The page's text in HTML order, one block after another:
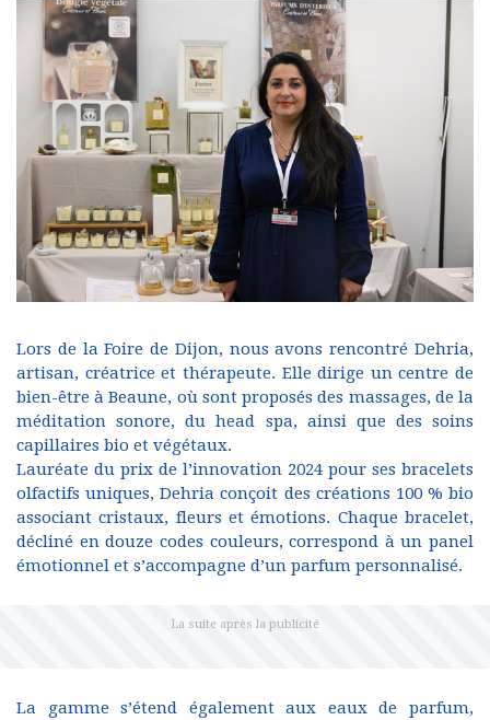
Lors de la Foire de Dijon, nous avons rencontré Dehria,
artisan, créatrice et thérapeute. Elle dirige un centre de
bien-être à Beaune, où sont proposés des massages, de la
méditation sonore, du head spa, ainsi que des soins
capillaires bio et végétaux.
Lauréate du prix de l’innovation 2024 pour ses bracelets
olfactifs uniques, Dehria conçoit des créations 100 % bio
associant cristaux, fleurs et émotions. Chaque bracelet,
décliné en douze codes couleurs, correspond à un panel
émotionnel et s’accompagne d’un parfum personnalisé.
La gamme s’étend également aux eaux de parfum,